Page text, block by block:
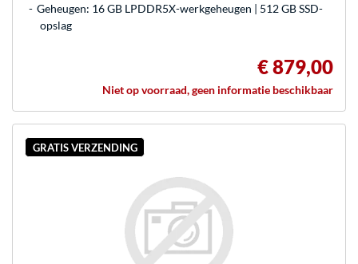
Geheugen: 16 GB LPDDR5X-werkgeheugen | 512 GB SSD-
opslag
€ 879,00
Niet op voorraad, geen informatie beschikbaar
GRATIS VERZENDING